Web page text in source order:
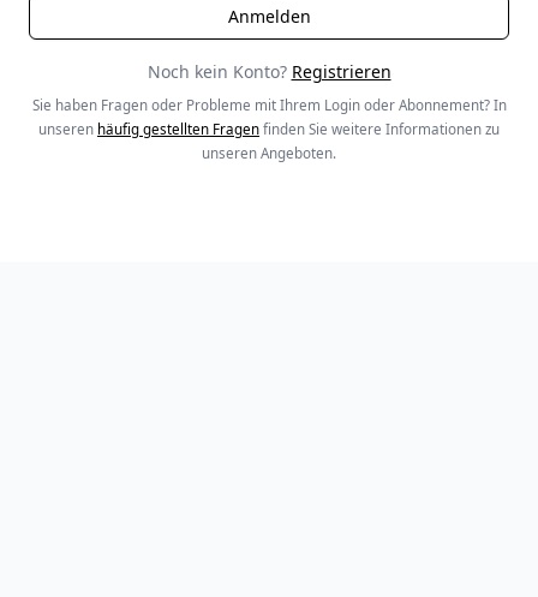
Noch kein Konto? Registrieren
Sie haben Fragen oder Probleme mit Ihrem Login oder Abonnement? In
unseren häufig gestellten Fragen finden Sie weitere Informationen zu
unseren Angeboten.